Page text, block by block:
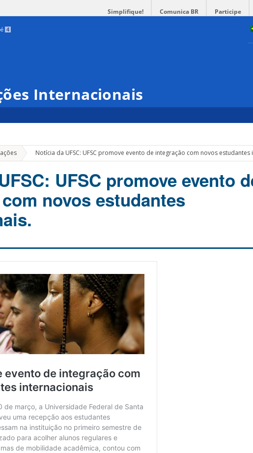
Simplifique! Comunica BR Participe
4
Internacionais
» Notícia da UFSC: UFSC promove evento de integração com novos estudantes
UFSC promove evento
novos estudantes